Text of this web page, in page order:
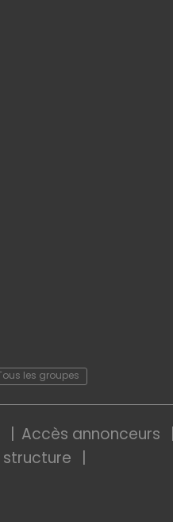
les groupes
Accès annonceurs